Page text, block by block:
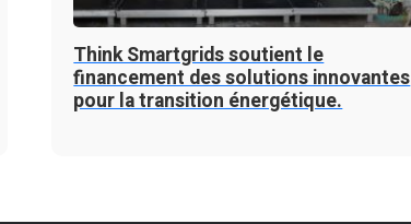
Think Smartgrids soutient le
financement des solutions innovantes
pour la transition énergétique.